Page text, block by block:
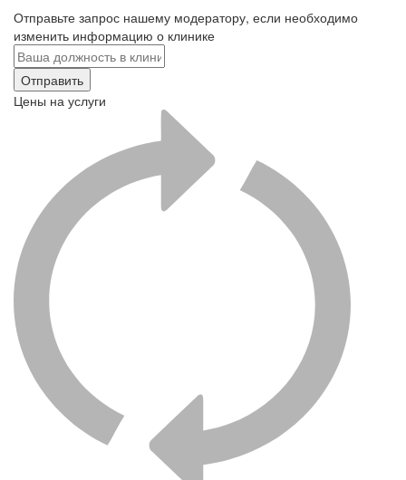
Отправьте запрос нашему модератору, если необходимо
изменить информацию о клинике
Отправить
Цены на услуги